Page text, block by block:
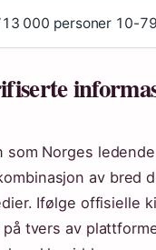
000 personer 10-
Norges
av bred
Ifølge offisielle
tvers av